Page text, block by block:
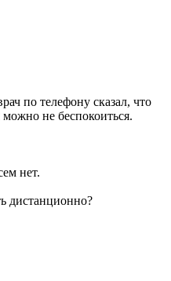
по телефону сказал, что
не беспокоиться.
нет.
дистанционно?